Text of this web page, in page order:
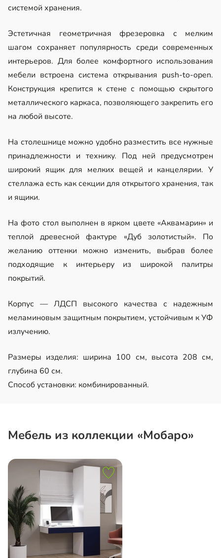
системой хранения.
Эстетичная геометричная фрезеровка с мелким
шагом сохраняет популярность среди современных
интерьеров. Для более комфортного использования
мебели встроена система открывания push-to-open.
Конструкция крепится к стене с помощью скрытого
металлического каркаса, позволяющего закрепить его
на любой высоте.
На столешнице можно удобно разместить все нужные
принадлежности и технику. Под ней предусмотрен
широкий ящик для мелких вещей и канцелярии. У
стеллажа есть как секции для открытого хранения, так
и ящики.
На фото стол выполнен в ярком цвете «Аквамарин» и
теплой древесной фактуре «Дуб золотистый». По
желанию оттенки можно изменить, выбрав более
подходящие к интерьеру из широкой палитры
покрытий.
Корпус — ЛДСП высокого качества с надежным
меламиновым защитным покрытием, устойчивым к УФ
излучению.
Размеры изделия: ширина 100 см, высота 208 см,
глубина 60 см.
Способ установки: комбинированный.
Мебель из коллекции «Мобаро»